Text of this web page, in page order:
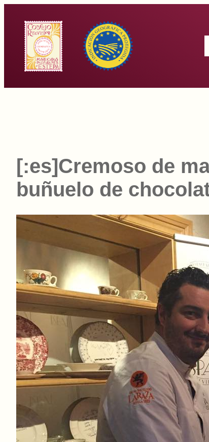
contenido
[:es]Cremoso de
buñuelo de